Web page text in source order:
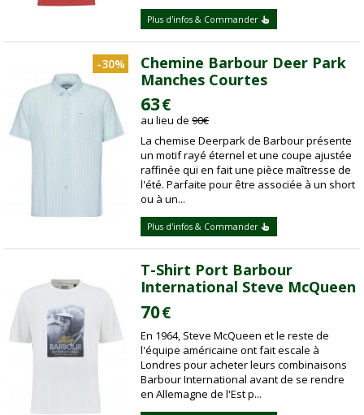
Plus d'infos & Commander
-30%
Chemine Barbour Deer Park
Manches Courtes
63€
au lieu de90€
La chemise Deerpark de Barbour présente
un motif rayé éternel et une coupe ajustée
raffinée qui en fait une pièce maîtresse de
l'été. Parfaite pour être associée à un short
ou à un...
Plus d'infos & Commander
T-Shirt Port Barbour
International Steve McQueen
70€
En 1964, Steve McQueen et le reste de
l'équipe américaine ont fait escale à
Londres pour acheter leurs combinaisons
Barbour International avant de se rendre
en Allemagne de l'Est p...